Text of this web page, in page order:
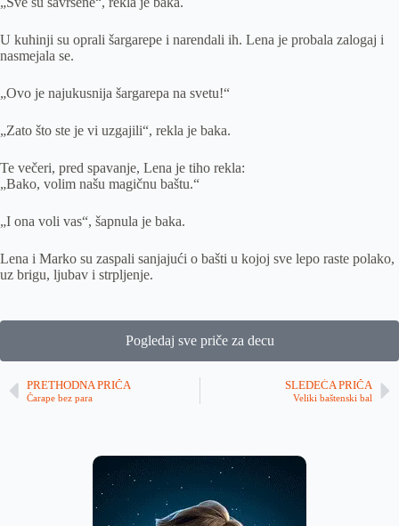
U kuhinji su oprali šargarepe i narendali ih. Lena je probala zalogaj i
nasmejala se.
„Ovo je najukusnija šargarepa na svetu!“
„Zato što ste je vi uzgajili“, rekla je baka.
Te večeri, pred spavanje, Lena je tiho rekla:
„Bako, volim našu magičnu baštu.“
„I ona voli vas“, šapnula je baka.
Lena i Marko su zaspali sanjajući o bašti u kojoj sve lepo raste polako,
uz brigu, ljubav i strpljenje.
Pogledaj sve priče za decu
PRETHODNA PRIČA
Čarape bez para
SLEDEĆA PRIČA
Veliki baštenski bal